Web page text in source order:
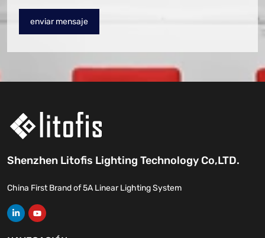
enviar mensaje
Shenzhen Litofis Lighting Technology Co,LTD.
China First Brand of 5A Linear Lighting System